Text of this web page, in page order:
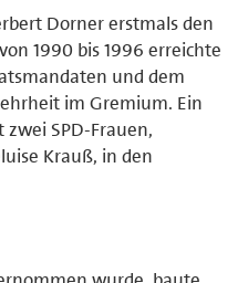
Dorner erstmals den
1990 bis 1996 erreichte
und dem
im Gremium. Ein
zwei SPD-Frauen,
Krauß, in den